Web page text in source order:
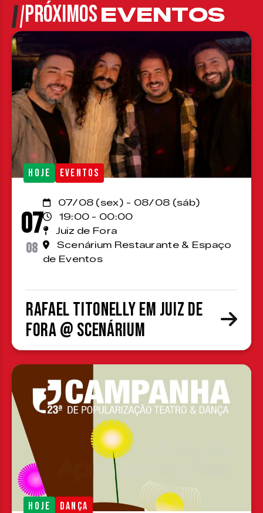
PRÓXIMOSEVENTOS
HOJE EVENTOS
07
08
07/08 (sex) - 08/08 (sáb)
19:00 - 00:00
Juiz de Fora
Scenárium Restaurante & Espaço
de Eventos
Rafael Titonelly em Juiz de
Fora @ Scenárium
HOJE DANÇA